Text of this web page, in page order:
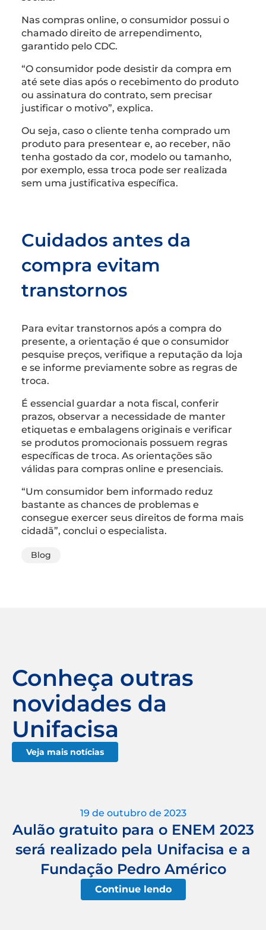
Nas compras online, o consumidor possui o
chamado direito de arrependimento,
garantido pelo CDC.
“O consumidor pode desistir da compra em
até sete dias após o recebimento do produto
ou assinatura do contrato, sem precisar
justificar o motivo”, explica.
Ou seja, caso o cliente tenha comprado um
produto para presentear e, ao receber, não
tenha gostado da cor, modelo ou tamanho,
por exemplo, essa troca pode ser realizada
sem uma justificativa específica.
Cuidados antes da
compra evitam
transtornos
Para evitar transtornos após a compra do
presente, a orientação é que o consumidor
pesquise preços, verifique a reputação da loja
e se informe previamente sobre as regras de
troca.
É essencial guardar a nota fiscal, conferir
prazos, observar a necessidade de manter
etiquetas e embalagens originais e verificar
se produtos promocionais possuem regras
específicas de troca. As orientações são
válidas para compras online e presenciais.
“Um consumidor bem informado reduz
bastante as chances de problemas e
consegue exercer seus direitos de forma mais
cidadã”, conclui o especialista.
Blog
Conheça outras
novidades da
Unifacisa
Veja mais notícias
19 de outubro de 2023
Aulão gratuito para o ENEM 2023
será realizado pela Unifacisa e a
Fundação Pedro Américo
Continue lendo